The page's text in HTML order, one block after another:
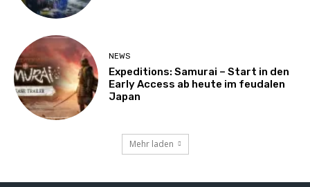
NEWS
Expeditions: Samurai – Start in den
Early Access ab heute im feudalen
Japan
Mehr laden